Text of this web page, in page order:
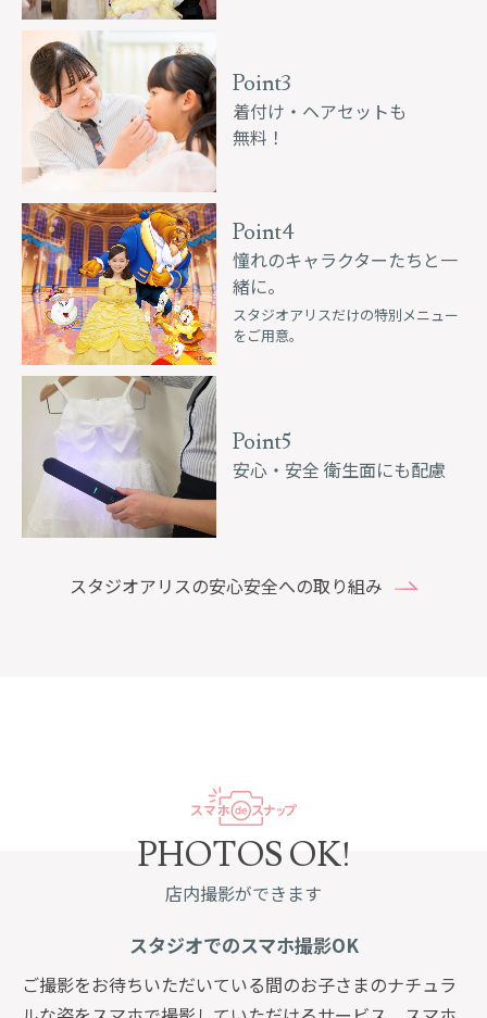
Point3
着付け・ヘアセットも
無料！
Point4
憧れのキャラクターたちと一
緒に。
スタジオアリスだけの特別メニュー
をご用意。
Point5
安心・安全 衛生面にも配慮
スタジオアリスの安心安全への取り組み
PHOTOS OK!
店内撮影ができます
スタジオでのスマホ撮影OK
ご撮影をお待ちいただいている間のお子さまのナチュラ